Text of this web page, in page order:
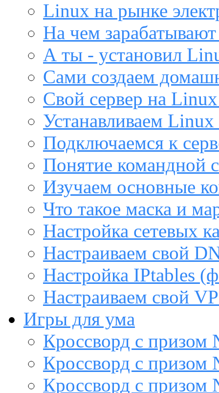
Linux на рынке
На чем
А ты - установил
Сами создаем
Свой сервер на
Устанавливаем
Подключаемся к
Понятие командной
Изучаем основные
Что такое маска и
Настройка сетевых
Настраиваем свой
Настройка IPtables
Настраиваем свой
Игры для ума
Кроссворд с
Кроссворд с
Кроссворд с